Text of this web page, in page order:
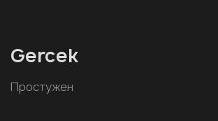
Gercek
Простужен